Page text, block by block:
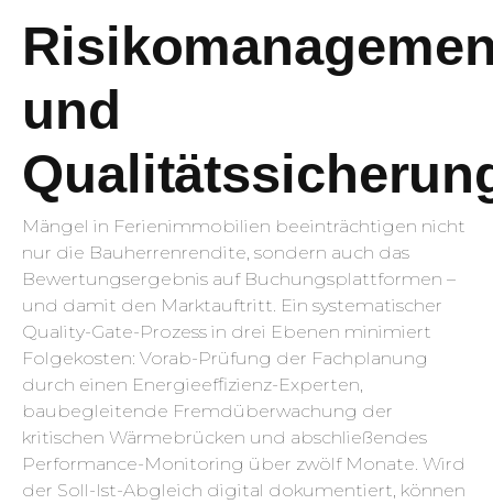
und
Mängel in Ferienimmobilien beeinträchtigen nicht
nur die Bauherrenrendite, sondern auch das
Bewertungsergebnis auf Buchungsplattformen –
und damit den Marktauftritt. Ein systematischer
Quality-Gate-Prozess in drei Ebenen minimiert
Folgekosten: Vorab-Prüfung der Fachplanung
durch einen Energieeffizienz-Experten,
baubegleitende Fremdüberwachung der
kritischen Wärmebrücken und abschließendes
Performance-Monitoring über zwölf Monate. Wird
der Soll-Ist-Abgleich digital dokumentiert, können